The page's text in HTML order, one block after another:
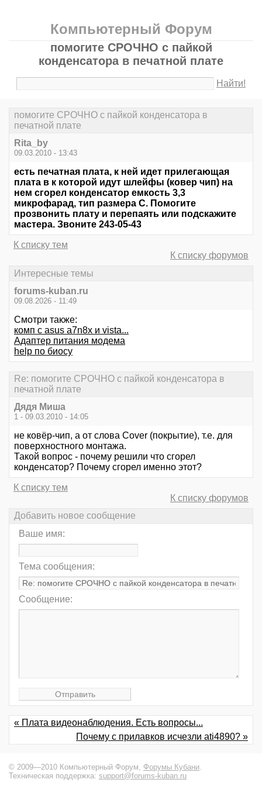
Компьютерный Форум
помогите СРОЧНО с пайкой
конденсатора в печатной плате
Найти!
помогите СРОЧНО с пайкой конденсатора в
печатной плате
Rita_by
09.03.2010 - 13:43
есть печатная плата, к ней идет прилегающая
плата в к которой идут шлейфы (ковер чип) на
нем сгорел конденсатор емкость 3,3
микрофарад, тип размера С. Помогите
прозвонить плату и перепаять или подскажите
мастера. Звоните 243-05-43
К списку тем
К списку форумов
Интересные темы
forums-kuban.ru
09.08.2026 - 11:49
Смотри также:
комп c asus a7n8x и vista...
Адаптер питания модема
help по биосу
Re: помогите СРОЧНО с пайкой конденсатора в
печатной плате
Дядя Миша
1 - 09.03.2010 - 14:05
не ковёр-чип, а от слова Cover (покрытие), т.е. для
поверхностного монтажа.
Такой вопрос - почему решили что сгорел
конденсатор? Почему сгорел именно этот?
К списку тем
К списку форумов
Добавить новое сообщение
Ваше имя:
Тема сообщения:
Сообщение:
« Плата видеонаблюдения. Есть вопросы...
Почему с прилавков исчезли аti4890? »
© 2009—2010 Компьютерный Форум, Форумы Кубани.
Техническая поддержка: support@forums-kuban.ru